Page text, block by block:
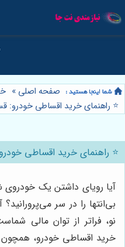
صفحه اصلی »
⭐️ راهنمای خرید اقساطی خودرو:
⭐️ راهنمای خرید اقساطی
آیا رویای داشتن یک
بی‌انتها را در سر
نو، فراتر از توان مالی
خرید اقساطی خودرو، همچون